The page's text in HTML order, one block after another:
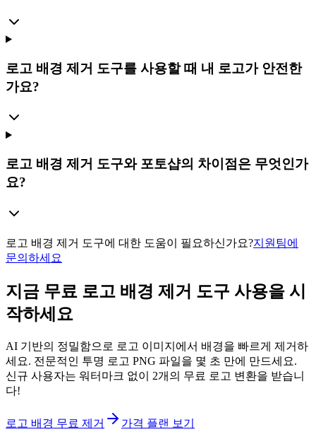
로고 배경 제거 도구를 사용할 때 내 로고가 안전한
가요?
로고 배경 제거 도구와 포토샵의 차이점은 무엇인가
요?
로고 배경 제거 도구에 대한 도움이 필요하신가요?지원팀에
문의하세요
지금 무료 로고 배경 제거 도구 사용을 시
작하세요
AI 기반의 정밀함으로 로고 이미지에서 배경을 빠르게 제거하
세요. 전문적인 투명 로고 PNG 파일을 몇 초 만에 만드세요.
신규 사용자는 워터마크 없이 2개의 무료 로고 변환을 받습니
다!
로고 배경 무료 제거 가격 플랜 보기